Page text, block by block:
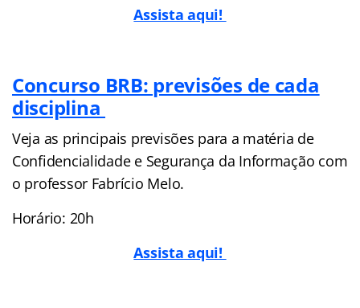
Assista aqui!
Concurso BRB: previsões de cada
disciplina
Veja as principais previsões para a matéria de
Confidencialidade e Segurança da Informação com
o professor Fabrício Melo.
Horário: 20h
Assista aqui!